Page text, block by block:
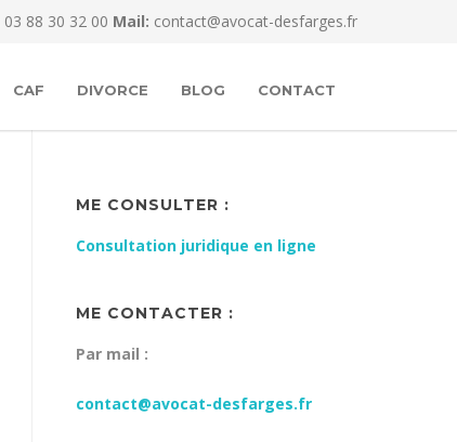
03 88 30 32 00 Mail: contact@avocat-desfarges.fr
CAF DIVORCE BLOG CONTACT
ME CONSULTER :
Consultation juridique en ligne
ME CONTACTER :
Par mail :
contact@avocat-desfarges.fr